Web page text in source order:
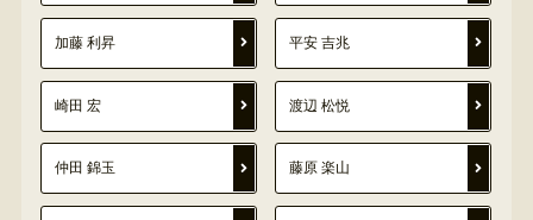
加藤 利昇 平安 吉兆
崎田 宏 渡辺 松悦
仲田 錦玉 藤原 楽山